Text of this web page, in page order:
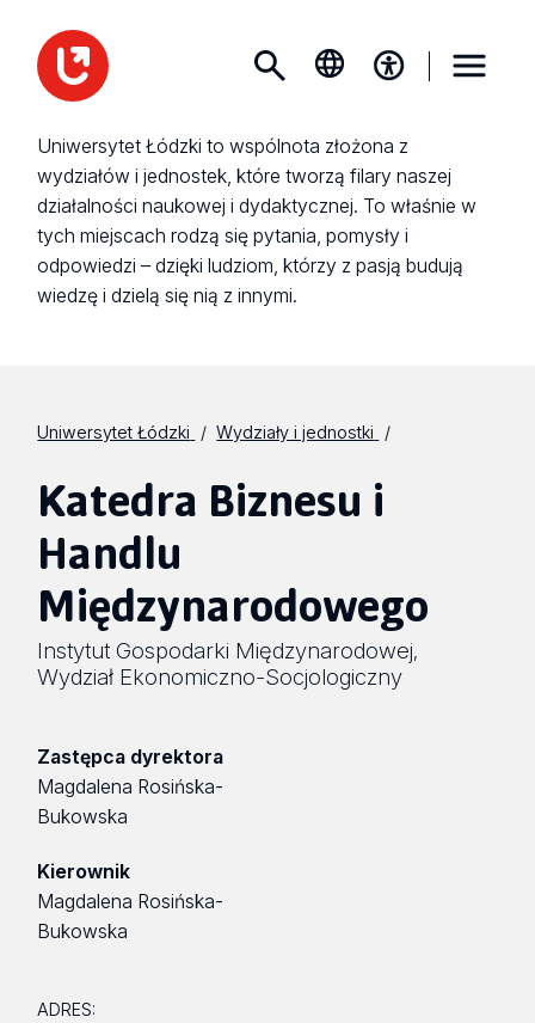
Uniwersytet Łódzki to wspólnota złożona z
wydziałów i jednostek, które tworzą filary naszej
działalności naukowej i dydaktycznej. To właśnie w
tych miejscach rodzą się pytania, pomysły i
odpowiedzi – dzięki ludziom, którzy z pasją budują
wiedzę i dzielą się nią z innymi.
Uniwersytet Łódzki Wydziały i jednostki
Katedra Biznesu i
Handlu
Międzynarodowego
Instytut Gospodarki Międzynarodowej,
Wydział Ekonomiczno-Socjologiczny
Zastępca dyrektora
Magdalena Rosińska-
Bukowska
Kierownik
Magdalena Rosińska-
Bukowska
ADRES: